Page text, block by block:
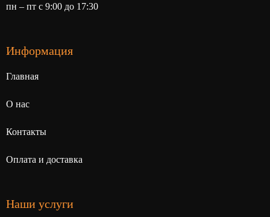
пн – пт с 9:00 до 17:30
Наши услуги
Информация
Главная
О нас
Контакты
Оплата и доставка